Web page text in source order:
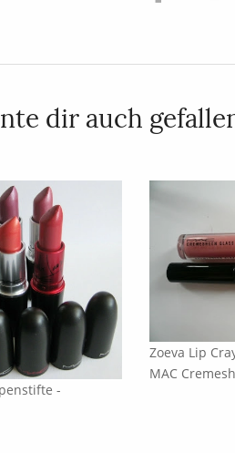
dir auch
-
Zoeva Lip
MAC